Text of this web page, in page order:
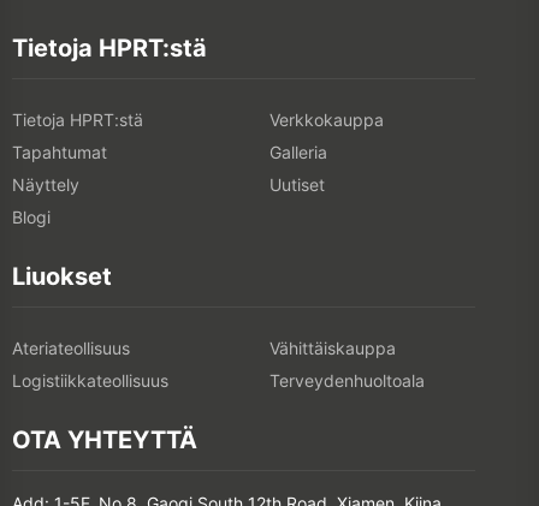
Tietoja HPRT:stä
Tietoja HPRT:stä
Verkkokauppa
Tapahtumat
Galleria
Näyttely
Uutiset
Blogi
Liuokset
Ateriateollisuus
Vähittäiskauppa
Logistiikkateollisuus
Terveydenhuoltoala
OTA YHTEYTTÄ